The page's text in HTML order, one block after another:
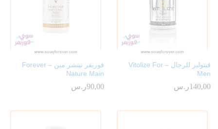
فيتوليز للرجال – Vitolize For
Men
140,00ر.س
فوريفر نيتشر مين – Forever
Nature Main
90,00ر.س